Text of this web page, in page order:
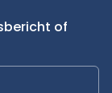
of